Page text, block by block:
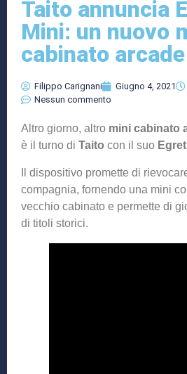
Taito annuncia
Mini: un nuovo
cabinato arcade
Filippo Carignani Giugno 4, 2021
Nessun commento
Altro giorno, altro mini cabinato
è il turno di Taito con il suo
Il dispositivo promette di
compagnia, fornendo una mini
vecchio cabinato e permette di
di titoli storici.